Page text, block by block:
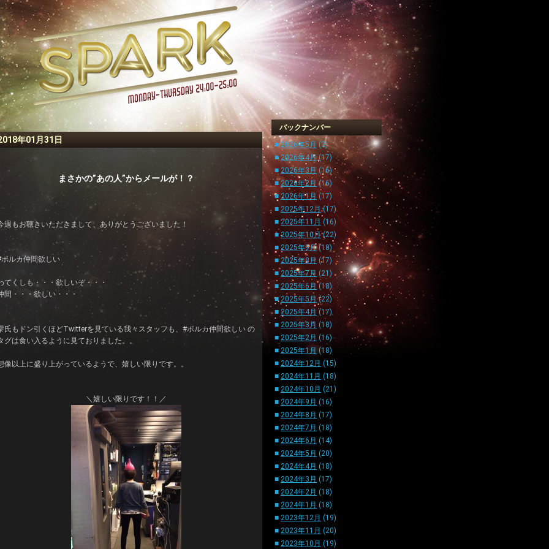
年01月31日
まさかの”あの人”からメールが！？
週もお聴きいただきまして、ありがとうございました！
ルカ仲間欲しい
てくしも・・・欲しいぞ・・・
間・・・欲しい・・・
氏もドン引くほどTwitterを見ている我々スタッフも、#ポルカ仲間欲しい の
グは食い入るように見ておりました。。
像以上に盛り上がっているようで、嬉しい限りです。。
＼嬉しい限りです！！／
バックナンバー
■2026年5月 (3)
■2026年4月(17)
■ 2026年3月 (16)
■ 2026年2月 (16)
■ 2026年1月 (17)
■ 2025年12月(17)
■ 2025年11月 (16)
■2025年10月(22)
■ 2025年9月(18)
■ 2025年8月 (17)
■ 2025年7月 (21)
■ 2025年6月 (18)
■2025年5月(22)
■ 2025年4月 (17)
■ 2025年3月 (18)
■ 2025年2月 (16)
■2025年1月 (18)
■ 2024年12月 (15)
■ 2024年11月 (18)
■ 2024年10月 (21)
■ 2024年9月 (16)
■ 2024年8月 (17)
■ 2024年7月 (18)
■ 2024年6月 (14)
■ 2024年5月 (20)
■ 2024年4月 (18)
■ 2024年3月 (17)
■ 2024年2月 (18)
■ 2024年1月 (18)
■ 2023年12月 (19)
■ 2023年11月 (20)
■ 2023年10月 (19)